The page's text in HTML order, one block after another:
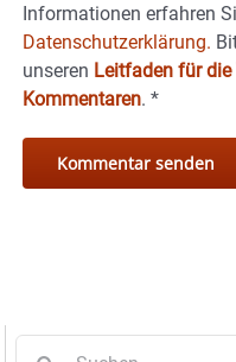
Informationen erfahren
Datenschutzerklärung.
unseren Leitfaden für
Kommentaren. *